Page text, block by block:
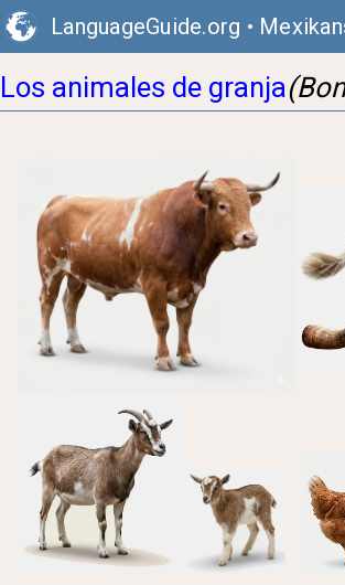
LanguageGuide.org •
Los animales de granja